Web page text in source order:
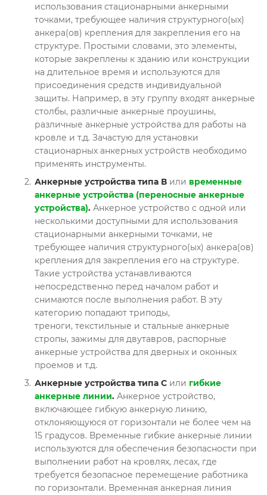
использования стационарными анкерными
точками, требующее наличия структурного(ых)
анкера(ов) крепления для закрепления его на
структуре. Простыми словами, это элементы,
которые закреплены к зданию или конструкции
на длительное время и используются для
присоединения средств индивидуальной
защиты. Например, в эту группу входят анкерные
столбы, различные анкерные проушины,
различные анкерные устройства для работы на
кровле и т.д. Зачастую для установки
стационарных анкерных устройств необходимо
применять инструменты.
Анкерные устройства типа В или временные
анкерные устройства (переносные анкерные
устройства). Анкерное устройство с одной или
несколькими доступными для использования
стационарными анкерными точками, не
требующее наличия структурного(ых) анкера(ов)
крепления для закрепления его на структуре.
Такие устройства устанавливаются
непосредственно перед началом работ и
снимаются после выполнения работ. В эту
категорию попадают триподы,
треноги, текстильные и стальные анкерные
стропы, зажимы для двутавров, распорные
анкерные устройства для дверных и оконных
проемов и т.д.
Анкерные устройства типа С или гибкие
анкерные линии. Анкерное устройство,
включающее гибкую анкерную линию,
отклоняющуюся от горизонтали не более чем на
15 градусов. Временные гибкие анкерные линии
используются для обеспечения безопасности при
выполнении работ на кровлях, лесах, где
требуется безопасное перемещение работника
по горизонтали. Временная анкерная линия